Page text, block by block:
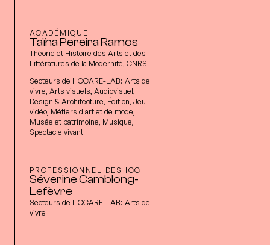
ACADÉMIQUE
Taïna Pereira Ramos
Théorie et Histoire des Arts et des
Littératures de la Modernité, CNRS
Secteurs de l'ICCARE-LAB: Arts de
vivre, Arts visuels, Audiovisuel,
Design & Architecture, Édition, Jeu
vidéo, Métiers d'art et de mode,
Musée et patrimoine, Musique,
Spectacle vivant
PROFESSIONNEL DES ICC
Séverine Camblong-
Lefèvre
Secteurs de l'ICCARE-LAB: Arts de
vivre